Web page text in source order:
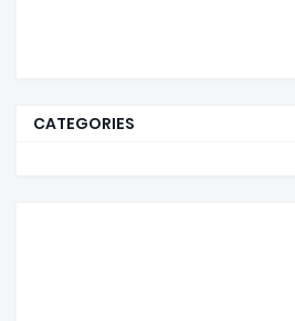
CATEGORIES